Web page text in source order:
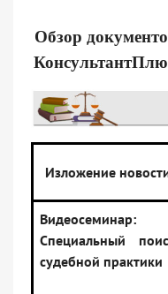
Обзор
Изложение
Видеосеминар:
Специальный
судебной практики